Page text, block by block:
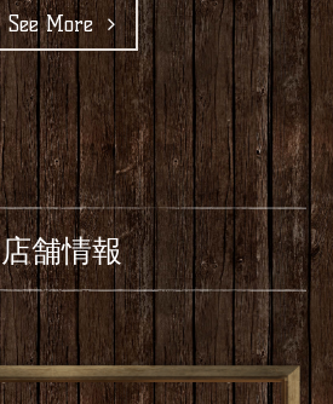
See More
店舗情報